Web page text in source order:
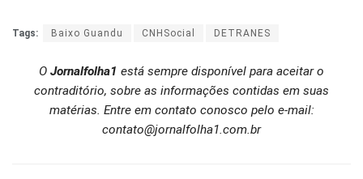
Tags: Baixo Guandu CNHSocial DETRANES
O Jornalfolha1 está sempre disponível para aceitar o
contraditório, sobre as informações contidas em suas
matérias. Entre em contato conosco pelo e-mail:
contato@jornalfolha1.com.br